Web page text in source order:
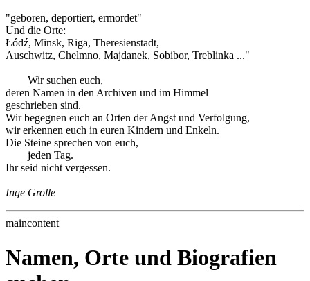
"geboren, deportiert, ermordet"
Und die Orte:
Łódź, Minsk, Riga, Theresienstadt,
Auschwitz, Chelmno, Majdanek, Sobibor, Treblinka ..."
Wir suchen euch,
deren Namen in den Archiven und im Himmel
geschrieben sind.
Wir begegnen euch an Orten der Angst und Verfolgung,
wir erkennen euch in euren Kindern und Enkeln.
Die Steine sprechen von euch,
jeden Tag.
Ihr seid nicht vergessen.
Inge Grolle
maincontent
Namen, Orte und Biografien